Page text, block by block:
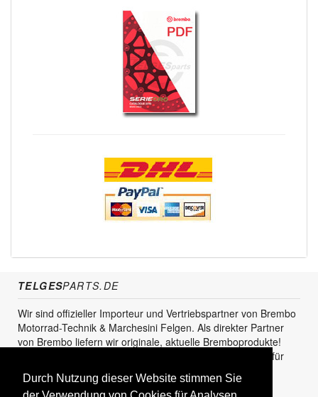
Durch Nutzung dieser Website stimmen Sie
TELGESPARTS.DE
Wir sind offizieller Importeur und Vertriebspartner von Brembo
Motorrad-Technik & Marchesini Felgen. Als direkter Partner
von Brembo liefern wir originale, aktuelle Bremboprodukte!
Unser Service steht sowohl für den Endkunden als auch für